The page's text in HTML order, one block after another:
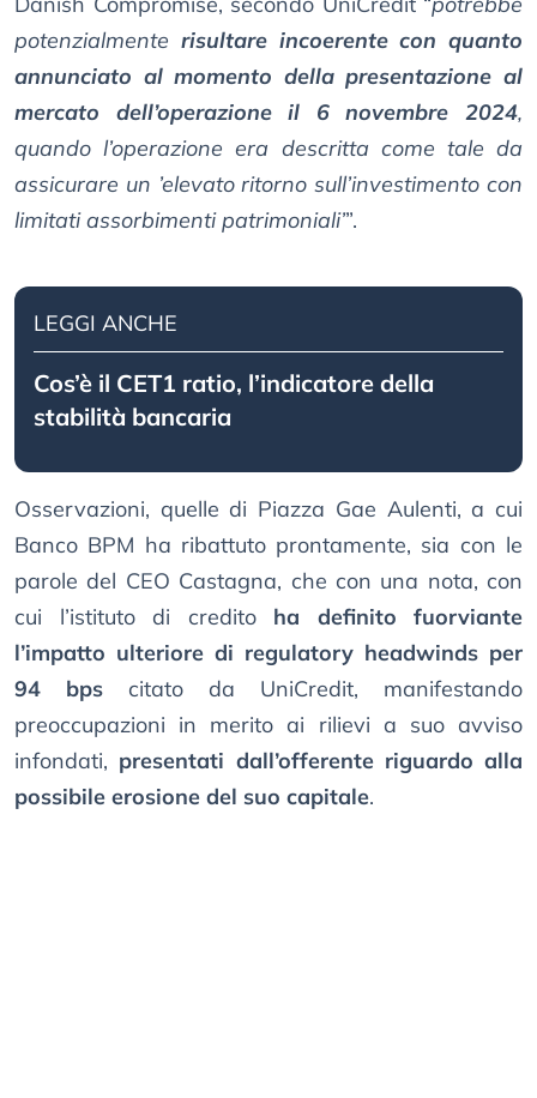
potenzialmente risultare incoerente con quanto
annunciato al momento della presentazione al
mercato dell’operazione il 6 novembre 2024,
quando l’operazione era descritta come tale da
assicurare un ’elevato ritorno sull’investimento con
limitati assorbimenti patrimoniali’”.
LEGGI ANCHE
Cos’è il CET1 ratio, l’indicatore della
stabilità bancaria
Osservazioni, quelle di Piazza Gae Aulenti, a cui
Banco BPM ha ribattuto prontamente, sia con le
parole del CEO Castagna, che con una nota, con
cui l’istituto di credito ha definito fuorviante
l’impatto ulteriore di regulatory headwinds per
94 bps citato da UniCredit, manifestando
preoccupazioni in merito ai rilievi a suo avviso
infondati, presentati dall’offerente riguardo alla
possibile erosione del suo capitale.